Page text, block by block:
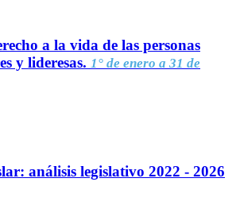
a la vida de las personas
y lideresas. 1° de enero a 31 de
análisis legislativo 2022 - 2026